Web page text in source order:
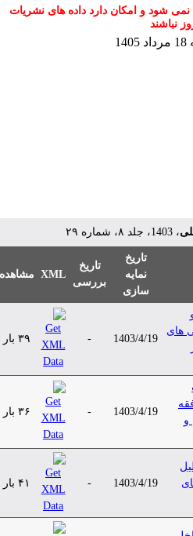
شود و امکان دارد داده های نشریات
نباشند
، 1403، جلد ۸، شماره ۲۹
تاریخ
نمایه
سازی
تاریخ
بررسی
XML مشاهده
1403/4/19 ۳۹ بار
1403/4/19 ۳۶ بار
1403/4/19 ۴۱ بار